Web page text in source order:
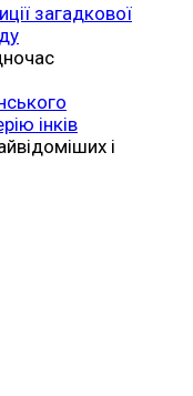
загадкової
інків
і